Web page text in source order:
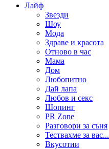
Лайф
Звезди
Шоу
Мода
Здраве и красота
Отново в час
Мама
Дом
Любопитно
Дай лапа
Любов и секс
Шопинг
PR Zone
Разговори за съня
Тествахме за вас...
Вкусотии